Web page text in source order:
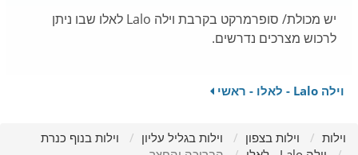
יש מכולת/ סופרמרקט בקרבת וילה Lalo לאלו שבו ניתן
לרכוש מצרכים נדרשים.
וילה Lalo - לאלו - ראשי
וילות וילות בצפון וילות בגליל עליון
וילות בנוף כנרת